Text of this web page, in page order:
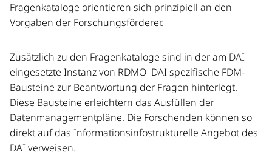
Fragenkataloge orientieren sich prinzipiell an den
Vorgaben der Forschungsförderer.
Zusätzlich zu den Fragenkataloge sind in der am DAI
eingesetzte Instanz von RDMO DAI spezifische FDM-
Bausteine zur Beantwortung der Fragen hinterlegt.
Diese Bausteine erleichtern das Ausfüllen der
Datenmanagementpläne. Die Forschenden können so
direkt auf das Informationsinfostrukturelle Angebot des
DAI verweisen.